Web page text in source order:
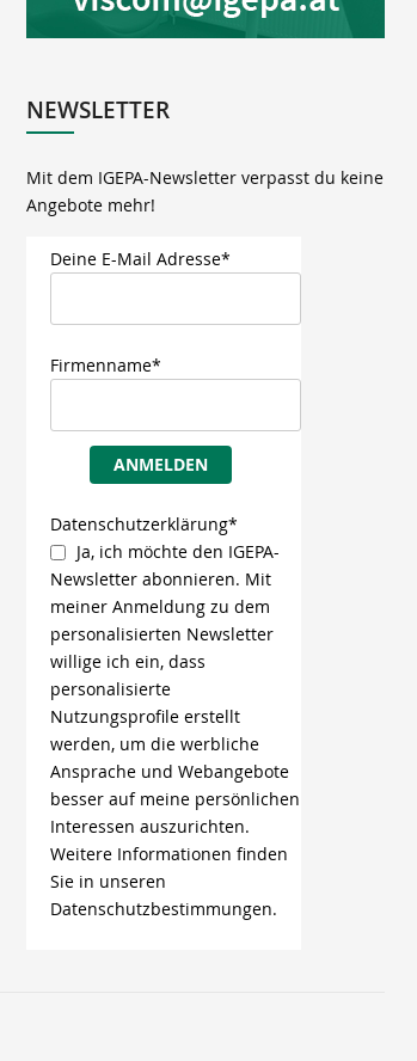
NEWSLETTER
Mit dem IGEPA-Newsletter verpasst du keine
Angebote mehr!
Deine E-Mail Adresse*
Firmenname*
ANMELDEN
Datenschutzerklärung*
Ja, ich möchte den IGEPA-
Newsletter abonnieren. Mit
meiner Anmeldung zu dem
personalisierten Newsletter
willige ich ein, dass
personalisierte
Nutzungsprofile erstellt
werden, um die werbliche
Ansprache und Webangebote
besser auf meine persönlichen
Interessen auszurichten.
Weitere Informationen finden
Sie in unseren
Datenschutzbestimmungen.